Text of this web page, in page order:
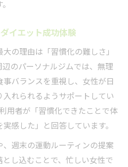
イエット成功体験
の理由は「習慣化の難しさ」
のパーソナルジムでは、無理
バランスを重視し、女性が日
れられるようサポートしてい
用者が「習慣化できたことで体
感した」と回答しています。
週末の運動ルーティンの提案
し込むことで、忙しい女性で